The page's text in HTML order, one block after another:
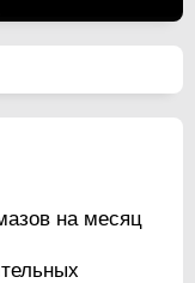
на месяц